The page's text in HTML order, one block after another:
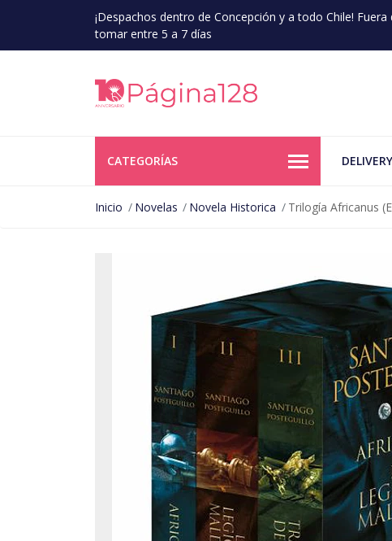
¡Despachos dentro de Concepción y a todo Chile!
tomar entre 5 a 7 días
CATEGORÍAS DELIVERY
Inicio Novelas Novela Historica Trilogía Africanus